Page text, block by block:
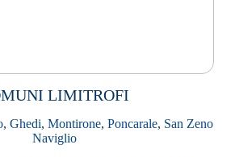
LIMITROFI
, Ghedi, Montirone, Poncarale, San Zeno
Naviglio